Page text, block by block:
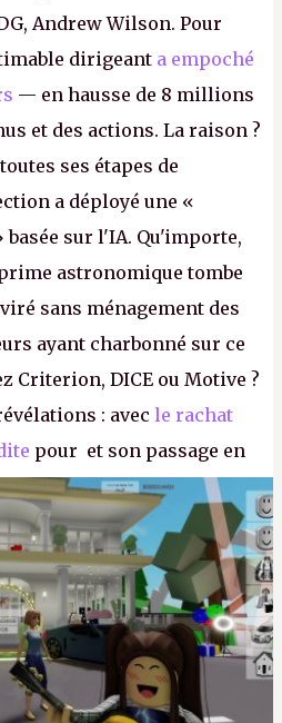
Andrew Wilson. Pour
dirigeant a empoché
— en hausse de 8 millions
et des actions. La raison ?
ses étapes de
a déployé une «
basée sur l'IA. Qu'importe,
astronomique tombe
sans ménagement des
ayant charbonné sur ce
Criterion, DICE ou Motive ?
: avec le rachat
pour et son passage en
n'aura bientôt plus
bilans. Encore une
P.